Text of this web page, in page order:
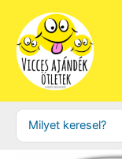
content
Search
for: